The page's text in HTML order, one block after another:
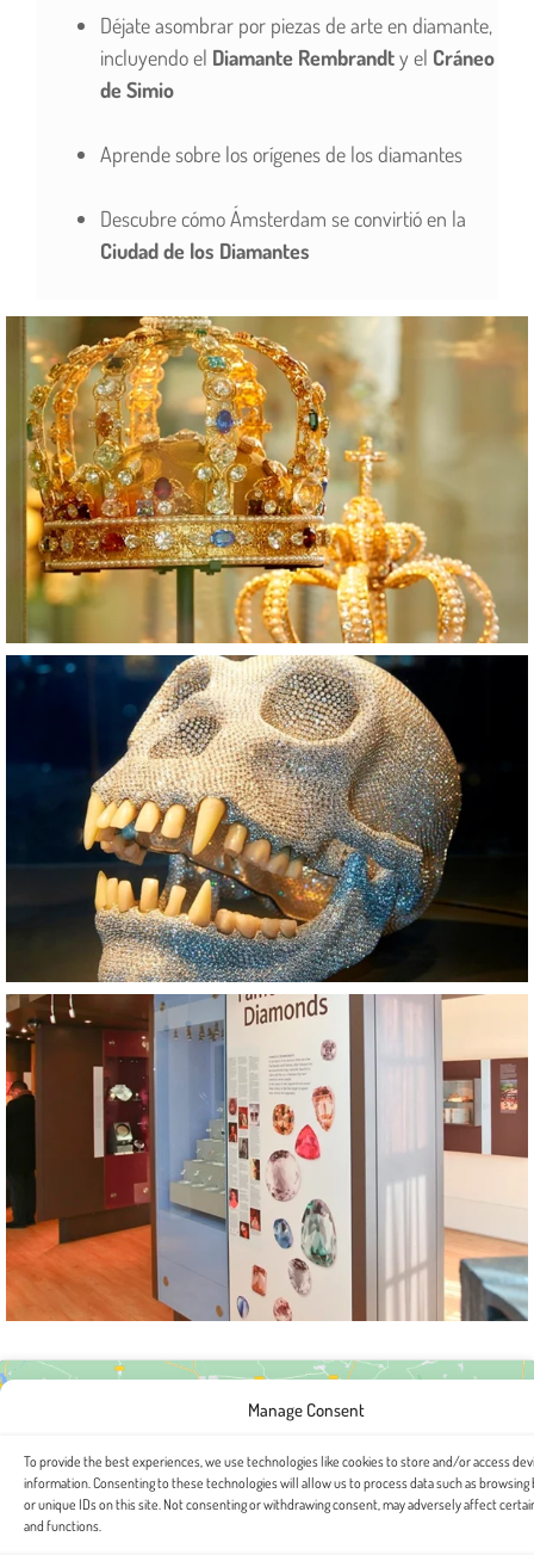
Manage Consent
To provide the best experiences, we use technologies like cookies to store and/or access
information. Consenting to these technologies will allow us to process data such as browsing
or unique IDs on this site. Not consenting or withdrawing consent, may adversely affect
and functions.
Déjate asombrar por piezas de arte en diamante,
incluyendo el Diamante Rembrandty el Cráneo
de Simio
Aprende sobre los orígenes de los diamantes
Descubre cómo Ámsterdam se convirtió en la
Ciudad de los Diamantes